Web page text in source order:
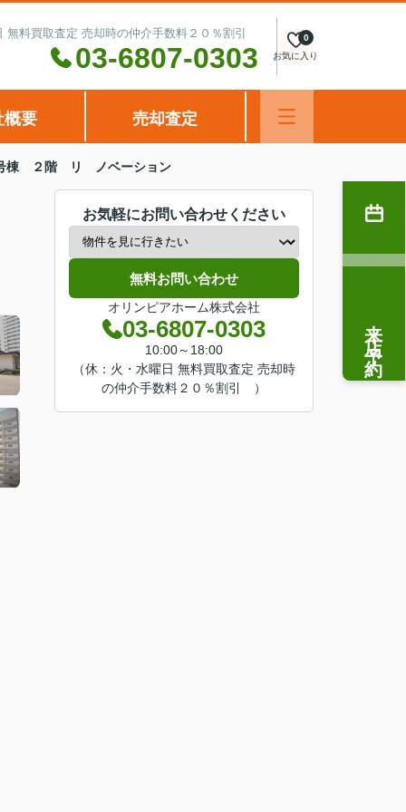
料買取査定 売却時の仲介手数料２０％割引
03-6807-0303 お気に入り
0
概要 売却査定
号棟 ２階 リ ノベーション
お気軽にお問い合わせください
無料お問い合わせ
オリンピアホーム株式会社
03-6807-0303
10:00～18:00
（休：火・水曜日 無料買取査定 売却時
の仲介手数料２０％割引 ）
来店予約